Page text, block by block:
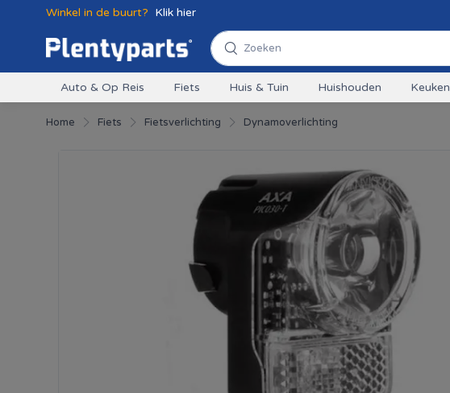
Winkel in de buurt? Klik hier
Auto & Op Reis Fiets Huis & Tuin Huishouden Keuken
Home Fiets Fietsverlichting Dynamoverlichting